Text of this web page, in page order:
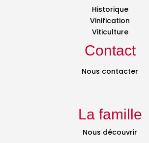
Historique
Vinification
Viticulture
Contact
Nous contacter
La famille
Nous découvrir